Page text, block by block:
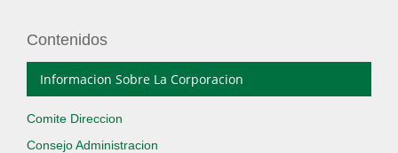
Contenidos
Informacion Sobre La Corporacion
Comite Direccion
Consejo Administracion